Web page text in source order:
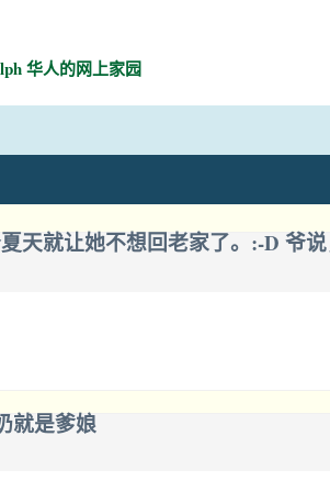
华人的网上家园
就让她不想回老家了。:-D 爷
就是爹娘